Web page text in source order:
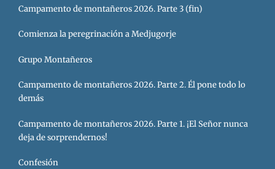
Campamento de montañeros 2026. Parte 3 (fin)
Comienza la peregrinación a Medjugorje
Grupo Montañeros
Campamento de montañeros 2026. Parte 2. Él pone todo lo
demás
Campamento de montañeros 2026. Parte 1. ¡El Señor nunca
deja de sorprendernos!
Confesión